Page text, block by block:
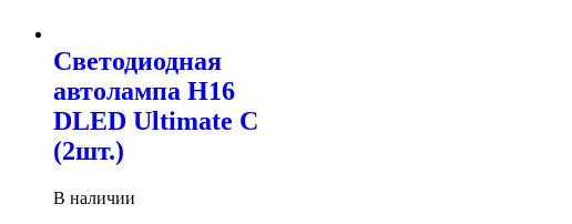
Светодиодная
автолампа H16
DLED Ultimate C
(2шт.)
В наличии